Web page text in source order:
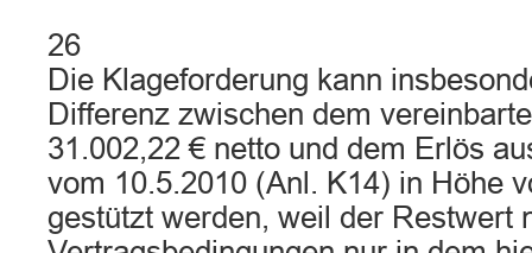
26
Die Klageforderung kann
Differenz zwischen dem
31.002,22 € netto und dem Erlös
vom 10.5.2010 (Anl. K14) in Höhe
gestützt werden, weil der Restwert